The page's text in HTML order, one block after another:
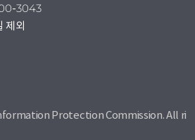
3043
제외
Protection Commission. All ri